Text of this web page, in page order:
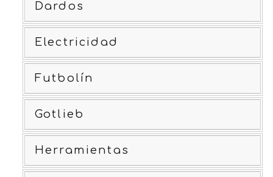
Dardos
Electricidad
Futbolín
Gotlieb
Herramientas